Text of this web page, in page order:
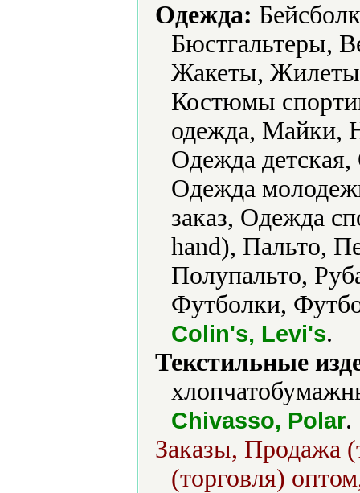
Одежда:
Бюстгальтеры,
Жакеты,
Костюмы
одежда, Майки,
Одежда
Одежда
заказ, Одежда
hand), Пальто,
Полупальто,
Футболки,
Colin's, Levi's.
Текстильные
Chivasso, Polar.
Заказы, Продажа
(торговля)